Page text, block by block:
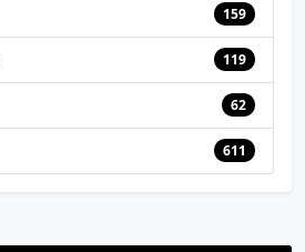
159
119
62
611